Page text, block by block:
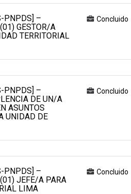
PNPDS] –
GESTOR/A
TERRITORIAL
Concluido
PNPDS] –
DE UN/A
ASUNTOS
UNIDAD DE
Concluido
PNPDS] –
JEFE/A PARA
LIMA
Concluido